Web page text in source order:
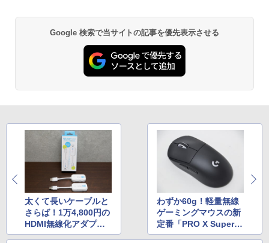
Google 検索で当サイトの記事を優先表示させる
太くて長いケーブルと
さらば！1万4,800円の
HDMI無線化アダプタ
を試してみた
わずか60g！軽量無線
ゲーミングマウスの新
定番「PRO X Superli
ght 2」を試す